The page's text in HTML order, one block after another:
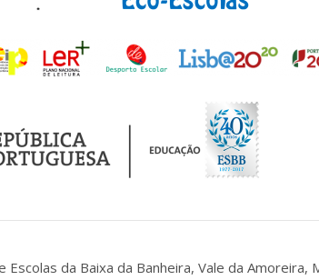
da Baixa da Banheira, Vale da Amoreira,